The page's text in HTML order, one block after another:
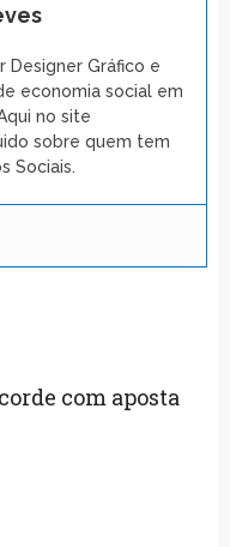
Designer Gráfico e
economia social em
no site
sobre quem tem
Sociais.
com aposta